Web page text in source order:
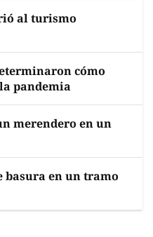
al turismo
cómo
pandemia
merendero en un
basura en un tramo